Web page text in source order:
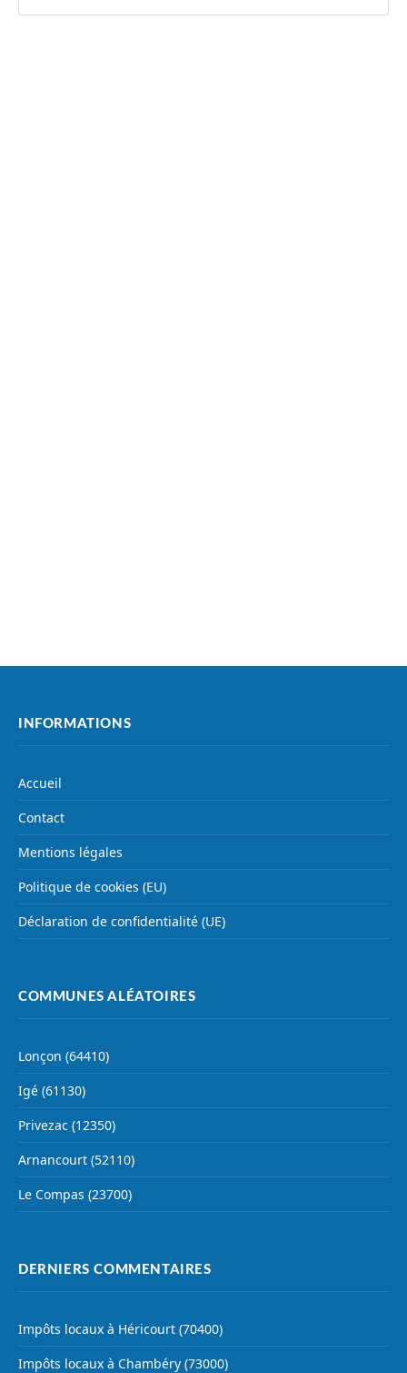
INFORMATIONS
Accueil
Contact
Mentions légales
Politique de cookies (EU)
Déclaration de confidentialité (UE)
COMMUNES ALÉATOIRES
Lonçon (64410)
Igé (61130)
Privezac (12350)
Arnancourt (52110)
Le Compas (23700)
DERNIERS COMMENTAIRES
Impôts locaux à Héricourt (70400)
Impôts locaux à Chambéry (73000)